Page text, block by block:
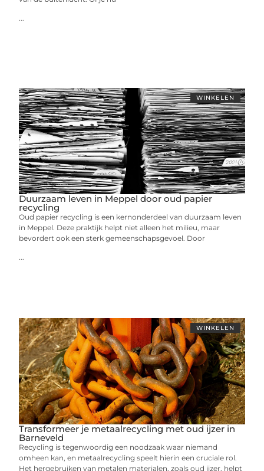
WINKELEN
Duurzaam leven in Meppel door oud papier
recycling
Oud papier recycling is een kernonderdeel van duurzaam leven
in Meppel. Deze praktijk helpt niet alleen het milieu, maar
bevordert ook een sterk gemeenschapsgevoel. Door
WINKELEN
Transformeer je metaalrecycling met oud ijzer in
Barneveld
Recycling is tegenwoordig een noodzaak waar niemand
omheen kan, en metaalrecycling speelt hierin een cruciale rol.
Het hergebruiken van metalen materialen, zoals oud ijzer, helpt